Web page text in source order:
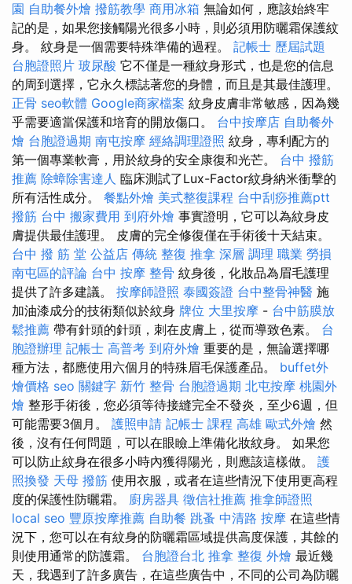
園 自助餐外燴 撥筋教學 商用冰箱 無論如何，應該始終牢
記的是，如果您接觸陽光很多小時，則必須用防曬霜保護紋
身。 紋身是一個需要特殊準備的過程。 記帳士 歷屆試題
台胞證照片 玻尿酸 它不僅是一種紋身形式，也是您的信息
的周到選擇，它永久標誌著您的身體，而且是其最佳護理。
正骨 seo軟體 Google商家檔案 紋身皮膚非常敏感，因為幾
乎需要適當保護和培育的開放傷口。 台中按摩店 自助餐外
燴 台胞證過期 南屯按摩 經絡調理證照 紋身，專利配方的
第一個專業軟膏，用於紋身的安全康復和光芒。 台中 撥筋
推薦 除蟑除害達人 臨床測試了Lux-Factor紋身納米衝擊的
所有活性成分。 餐點外燴 美式整復課程 台中刮痧推薦ptt
撥筋 台中 搬家費用 到府外燴 事實證明，它可以為紋身皮
膚提供最佳護理。 皮膚的完全修復僅在手術後十天結束。
台中 撥 筋 堂 公益店 傳統 整復 推拿 深層 調理 職業 勞損
南屯區的評論 台中 按摩 整骨 紋身後，化妝品為眉毛護理
提供了許多建議。 按摩師證照 泰國簽證 台中整骨神醫 施
加油漆成分的技術類似於紋身 牌位 大里按摩 - 台中筋膜放
鬆推薦 帶有針頭的針頭，刺在皮膚上，從而導致色素。 台
胞證辦理 記帳士 高普考 到府外燴 重要的是，無論選擇哪
種方法，都應使用六個月的特殊眉毛保護產品。 buffet外
燴價格 seo 關鍵字 新竹 整骨 台胞證過期 北屯按摩 桃園外
燴 整形手術後，您必須等待接縫完全不發炎，至少6週，但
可能需要3個月。 護照申請 記帳士 課程 高雄 歐式外燴 然
後，沒有任何問題，可以在眼瞼上準備化妝紋身。 如果您
可以防止紋身在很多小時內獲得陽光，則應該這樣做。 護
照換發 天母 撥筋 使用衣服，或者在這些情況下使用更高程
度的保護性防曬霜。 廚房器具 徵信社推薦 推拿師證照
local seo 豐原按摩推薦 自助餐 跳蚤 中清路 按摩 在這些情
況下，您可以在有紋身的防曬霜區域提供高度保護，其餘的
則使用通常的防護霜。 台胞證台北 推拿 整復 外燴 最近幾
天，我遇到了許多廣告，在這些廣告中，不同的公司為防曬